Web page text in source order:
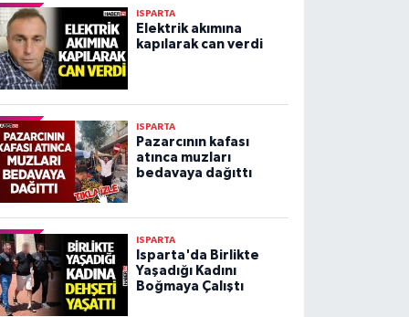
ISPARTA
Elektrik akımına
kapılarak can verdi
ISPARTA
Pazarcının kafası
atınca muzları
bedavaya dağıttı
ISPARTA
Isparta'da Birlikte
Yaşadığı Kadını
Boğmaya Çalıştı